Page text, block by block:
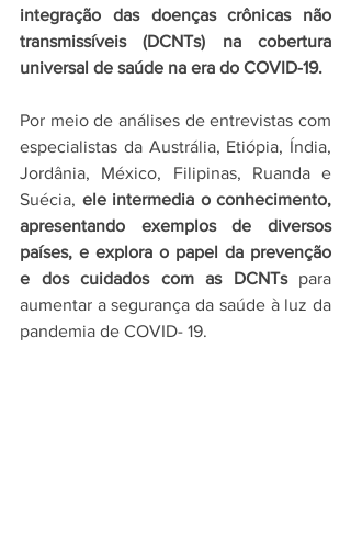
integração das doenças crônicas não
transmissíveis (DCNTs) na cobertura
universal de saúde na era do COVID-19.
Por meio de análises de entrevistas com
especialistas da Austrália, Etiópia, Índia,
Jordânia, México, Filipinas, Ruanda e
Suécia, ele intermedia o conhecimento,
apresentando exemplos de diversos
países, e explora o papel da prevenção
e dos cuidados com as DCNTs para
aumentar a segurança da saúde à luz da
pandemia de COVID- 19.